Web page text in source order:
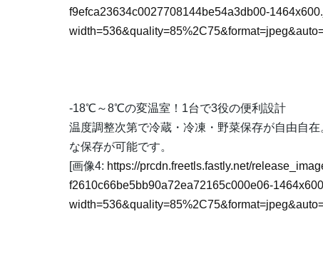
f9efca23634c0027708144be54a3db00-
-18℃～8℃の変温室！1台で3役の便利設計
温度調整次第で冷蔵・冷凍・野菜保存が自由自
な保存が可能です。
[画像4: https://prcdn.freetls.fastly.net/
f2610c66be5bb90a72ea72165c000e06-